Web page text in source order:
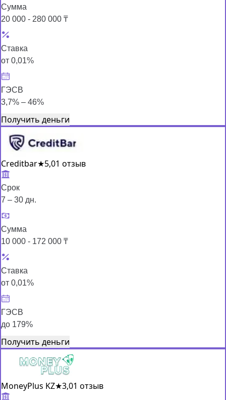
Сумма
20 000 - 280 000 ₸
Ставка
от 0,01%
ГЭСВ
3,7% – 46%
Получить деньги
Creditbar★5,01 отзыв
Срок
7 – 30 дн.
Сумма
10 000 - 172 000 ₸
Ставка
от 0,01%
ГЭСВ
до 179%
Получить деньги
MoneyPlus KZ★3,01 отзыв